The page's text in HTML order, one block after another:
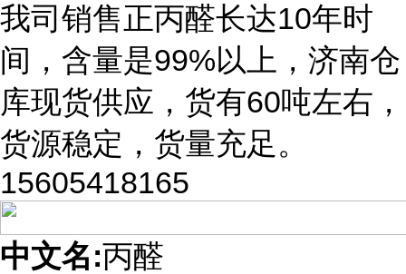
我司销售正丙醛长达10年时
间，含量是99%以上，济南仓
库现货供应，货有60吨左右，
货源稳定，货量充足。
15605418165
中文名:丙醛